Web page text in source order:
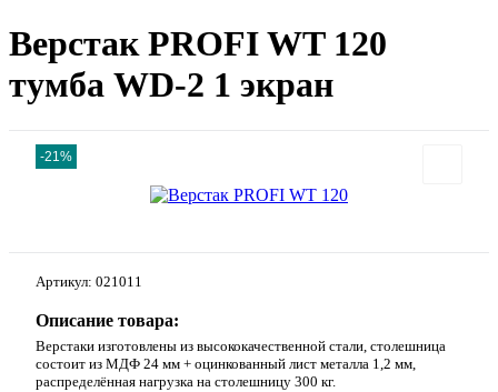
Верстак PROFI WT 120
тумба WD-2 1 экран
-21%
Артикул: 021011
Описание товара:
Верстаки изготовлены из высококачественной стали, столешница
состоит из МДФ 24 мм + оцинкованный лист металла 1,2 мм,
распределённая нагрузка на столешницу 300 кг.